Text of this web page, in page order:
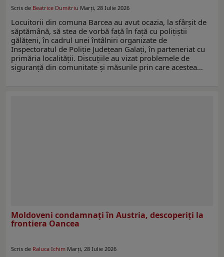
Scris de Beatrice Dumitriu Marți, 28 Iulie 2026
Locuitorii din comuna Barcea au avut ocazia, la sfârșit de
săptămână, să stea de vorbă față în față cu polițiștii
gălățeni, în cadrul unei întâlniri organizate de
Inspectoratul de Poliție Județean Galați, în parteneriat cu
primăria localității. Discuțiile au vizat problemele de
siguranță din comunitate și măsurile prin care acestea…
Moldoveni condamnați în Austria, descoperiți la
frontiera Oancea
Scris de Raluca Ichim Marți, 28 Iulie 2026